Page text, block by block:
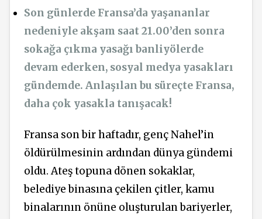
Son günlerde Fransa’da yaşananlar
nedeniyle akşam saat 21.00’den sonra
sokağa çıkma yasağı banliyölerde
devam ederken, sosyal medya yasakları
gündemde. Anlaşılan bu süreçte Fransa,
daha çok yasakla tanışacak!
Fransa son bir haftadır, genç Nahel’in
öldürülmesinin ardından dünya gündemi
oldu. Ateş topuna dönen sokaklar,
belediye binasına çekilen çitler, kamu
binalarının önüne oluşturulan bariyerler,